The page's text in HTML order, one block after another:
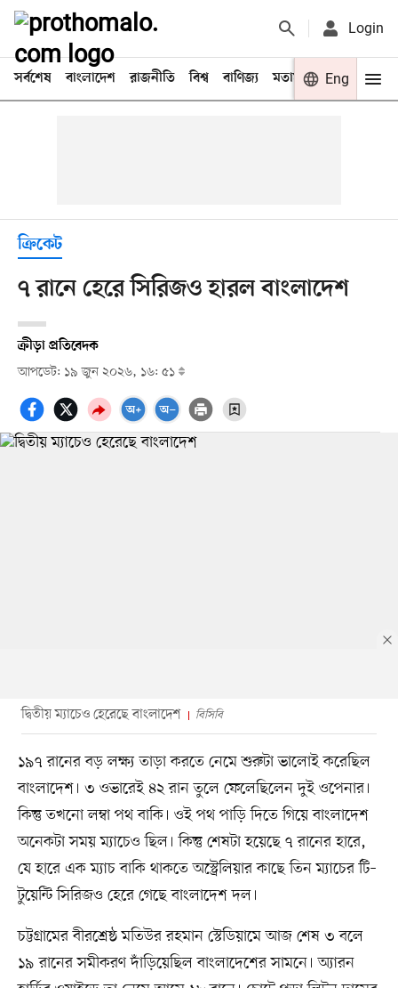
Login
সর্বশেষ বাংলাদেশ রাজনীতি বিশ্ব বাণিজ্য মতামত খেলা
Eng
ক্রিকেট
৭ রানে হেরে সিরিজও হারল বাংলাদেশ
ক্রীড়া প্রতিবেদক
আপডেট: ১৯ জুন ২০২৬, ১৬: ৫১
দ্বিতীয় ম্যাচেও হেরেছে বাংলাদেশ বিসিবি
১৯৭ রানের বড় লক্ষ্য তাড়া করতে নেমে শুরুটা ভালোই করেছিল
বাংলাদেশ। ৩ ওভারেই ৪২ রান তুলে ফেলেছিলেন দুই ওপেনার।
কিন্তু তখনো লম্বা পথ বাকি। ওই পথ পাড়ি দিতে গিয়ে বাংলাদেশ
অনেকটা সময় ম্যাচেও ছিল। কিন্তু শেষটা হয়েছে ৭ রানের হারে,
যে হারে এক ম্যাচ বাকি থাকতে অস্ট্রেলিয়ার কাছে তিন ম্যাচের টি–
টুয়েন্টি সিরিজও হেরে গেছে বাংলাদেশ দল।
চট্টগ্রামের বীরশ্রেষ্ঠ মতিউর রহমান স্টেডিয়ামে আজ শেষ ৩ বলে
১৯ রানের সমীকরণ দাঁড়িয়েছিল বাংলাদেশের সামনে। অ্যারন